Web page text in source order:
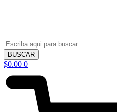
BUSCAR
$0.00 0